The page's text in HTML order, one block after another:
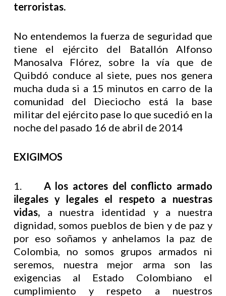
terroristas.
No entendemos la fuerza de seguridad que
tiene el ejército del Batallón Alfonso
Manosalva Flórez, sobre la vía que de
Quibdó conduce al siete, pues nos genera
mucha duda si a 15 minutos en carro de la
comunidad del Dieciocho está la base
militar del ejército pase lo que sucedió en la
noche del pasado 16 de abril de 2014
EXIGIMOS
1.
A los actores del conflicto armado
ilegales y legales el respeto a nuestras
vidas,a nuestra identidad y a nuestra
dignidad, somos pueblos de bien y de paz y
por eso soñamos y anhelamos la paz de
Colombia, no somos grupos armados ni
seremos, nuestra mejor arma son las
exigencias al Estado Colombiano el
cumplimiento y respeto a nuestros